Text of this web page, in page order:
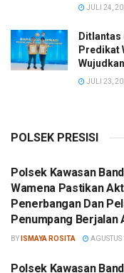
JULI 24,
Ditlantas
Predikat
JULI 23,
POLSEK PRESISI
Polsek Kawasan
Wamena Pastikan
Penerbangan Dan
Penumpang Berjalan
BY ISMAYA ROSITA
Polsek Kawasan